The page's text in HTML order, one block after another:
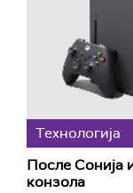
Технологијa
После Сонија
конзола